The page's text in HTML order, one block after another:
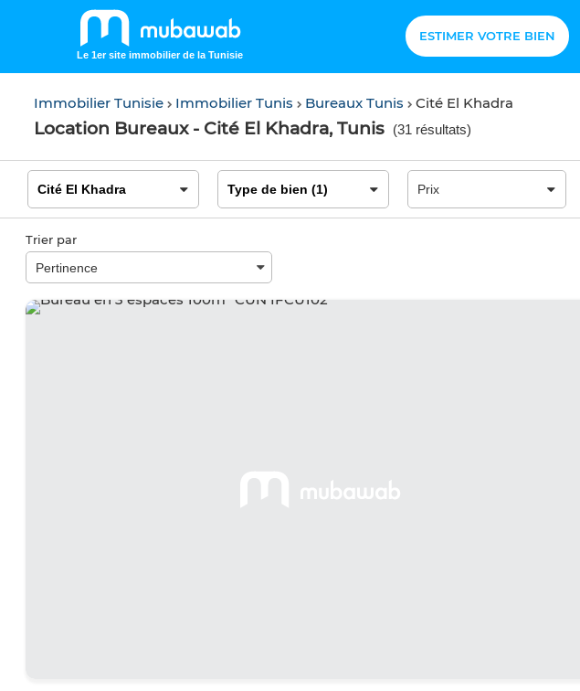
Le 1er site immobilier de la Tunisie
ESTIMER VOTRE BIEN
Immobilier Tunisie Immobilier Tunis Bureaux Tunis Cité El Khadra
Location Bureaux - Cité El Khadra, Tunis (31 résultats)
Trier par